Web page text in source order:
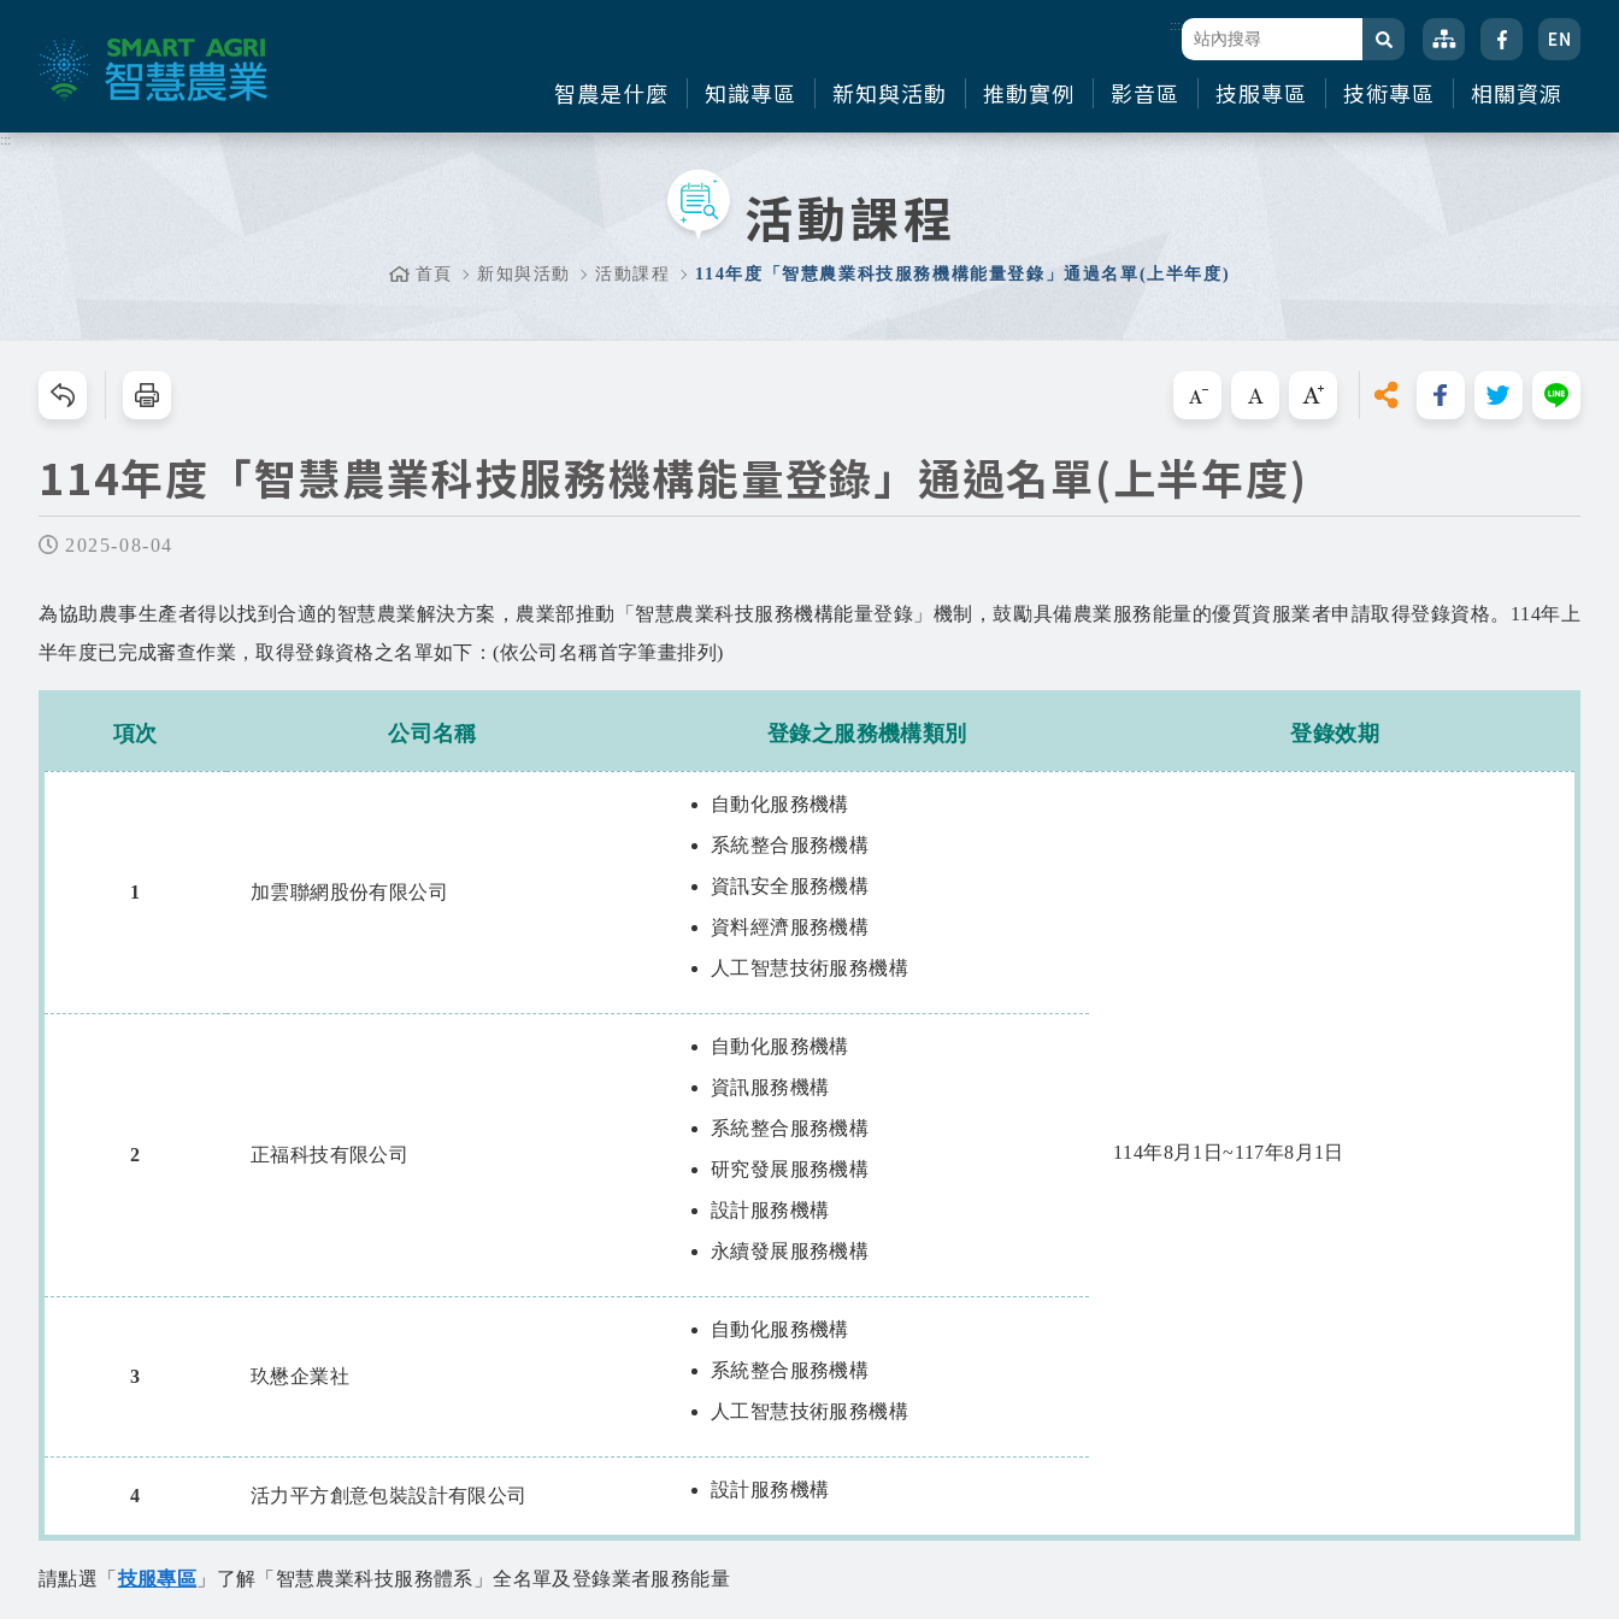
容
:::
站台檢索
智農是什麼 知識專區 新知與活動 推動實例 影音區 技服專區 技術專區 相關資源
:::
活動課程
首頁 新知與活動 活動課程 114年度「智慧農業科技服務機構能量登錄」通過名單(上半年度)
跳過此工具列請按[Enter]，繼續則按[Tab]
114年度「智慧農業科技服務機構能量登錄」通過名單(上半年度)
2025-08-04
為協助農事生產者得以找到合適的智慧農業解決方案，農業部推動「智慧農業科技服務機構能量登錄」機制，鼓勵具備農業服務能量的優質資服業者申請取得登錄資格。114年上
半年度已完成審查作業，取得登錄資格之名單如下：(依公司名稱首字筆畫排列)
項次 公司名稱 登錄之服務機構類別 登錄效期
1 加雲聯網股份有限公司
自動化服務機構
系統整合服務機構
資訊安全服務機構
資料經濟服務機構
人工智慧技術服務機構
114年8月1日~117年8月1日
2 正福科技有限公司
自動化服務機構
資訊服務機構
系統整合服務機構
研究發展服務機構
設計服務機構
永續發展服務機構
3 玖懋企業社
自動化服務機構
系統整合服務機構
人工智慧技術服務機構
4 活力平方創意包裝設計有限公司 設計服務機構
請點選「 技服專區 」了解「智慧農業科技服務體系」全名單及登錄業者服務能量